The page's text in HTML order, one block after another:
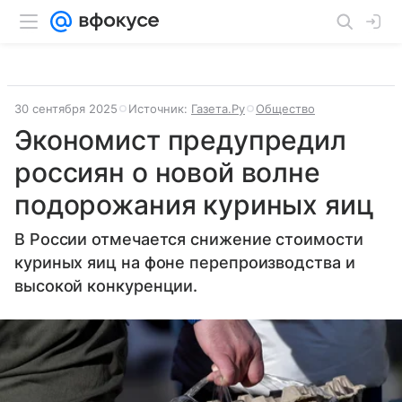
30 сентября 2025 Источник: Газета.Ру Общество
Экономист предупредил
россиян о новой волне
подорожания куриных яиц
В России отмечается снижение стоимости
куриных яиц на фоне перепроизводства и
высокой конкуренции.